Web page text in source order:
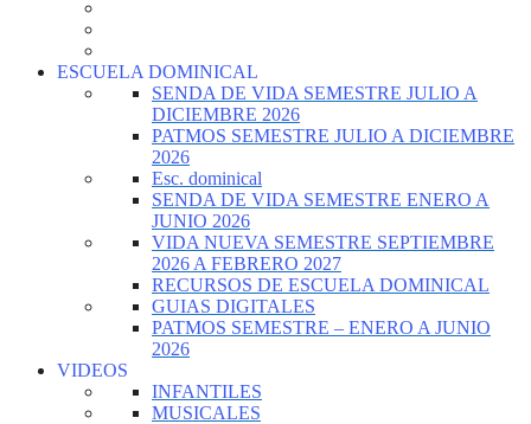
ESCUELA DOMINICAL
SENDA DE VIDA SEMESTRE JULIO A
DICIEMBRE 2026
PATMOS SEMESTRE JULIO A DICIEMBRE
2026
Esc. dominical
SENDA DE VIDA SEMESTRE ENERO A
JUNIO 2026
VIDA NUEVA SEMESTRE SEPTIEMBRE
2026 A FEBRERO 2027
RECURSOS DE ESCUELA DOMINICAL
GUIAS DIGITALES
PATMOS SEMESTRE – ENERO A JUNIO
2026
VIDEOS
INFANTILES
MUSICALES